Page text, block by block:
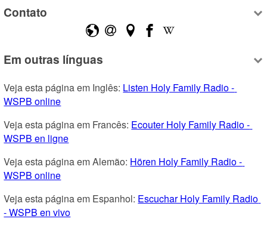
Contato
Em outras línguas
Veja esta página em Inglês: Listen Holy Family Radio -
WSPB online
Veja esta página em Francês: Ecouter Holy Family Radio -
WSPB en ligne
Veja esta página em Alemão: Hören Holy Family Radio -
WSPB online
Veja esta página em Espanhol: Escuchar Holy Family Radio
- WSPB en vivo